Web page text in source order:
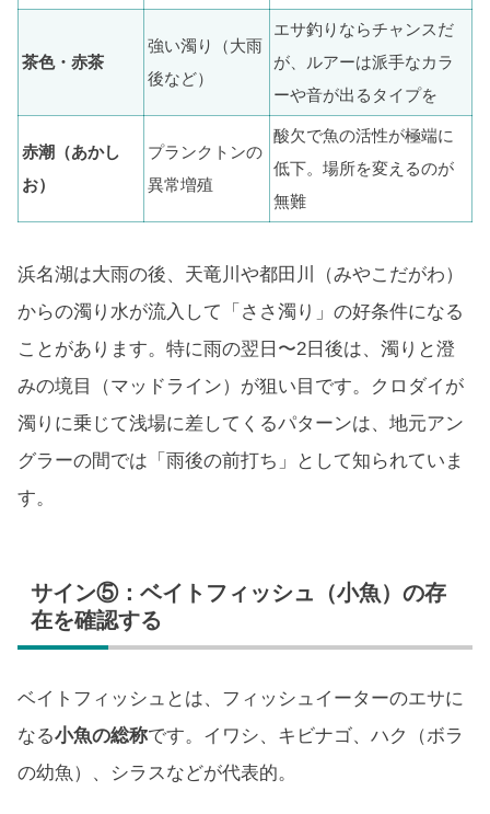
茶色・赤茶
強い濁り（大雨
後など）
エサ釣りならチャンスだ
が、ルアーは派手なカラ
ーや音が出るタイプを
赤潮（あかし
お）
プランクトンの
異常増殖
酸欠で魚の活性が極端に
低下。場所を変えるのが
無難
浜名湖は大雨の後、天竜川や都田川（みやこだがわ）
からの濁り水が流入して「ささ濁り」の好条件になる
ことがあります。特に雨の翌日〜2日後は、濁りと澄
みの境目（マッドライン）が狙い目です。クロダイが
濁りに乗じて浅場に差してくるパターンは、地元アン
グラーの間では「雨後の前打ち」として知られていま
す。
サイン⑤：ベイトフィッシュ（小魚）の存
在を確認する
ベイトフィッシュとは、フィッシュイーターのエサに
なる小魚の総称です。イワシ、キビナゴ、ハク（ボラ
の幼魚）、シラスなどが代表的。